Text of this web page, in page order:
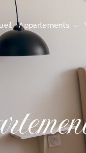
Appartements